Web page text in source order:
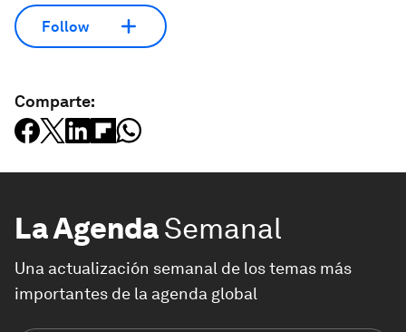
Follow
Comparte:
La AgendaSemanal
Una actualización semanal de los temas más
importantes de la agenda global